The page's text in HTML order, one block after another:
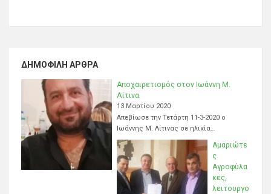
ΔΗΜΟΦΙΛΉ ΆΡΘΡΑ
Αποχαιρετισμός στον Ιωάννη Μ.
Λίτινα
13 Μαρτίου 2020
Απεβίωσε την Τετάρτη 11-3-2020 ο
Ιωάννης Μ. Λίτινας σε ηλικία…
Αμαριώτε
ς
Αγροφύλα
κες,
λειτουργο